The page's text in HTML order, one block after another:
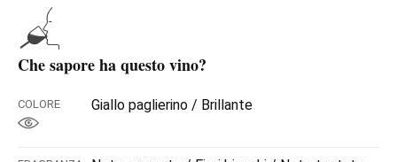
Che sapore ha questo vino?
COLORE Giallo paglierino / Brillante